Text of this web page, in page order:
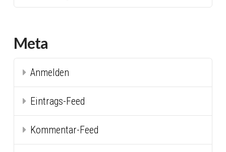
Meta
Anmelden
Eintrags-Feed
Kommentar-Feed